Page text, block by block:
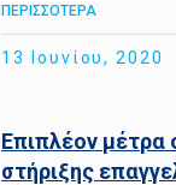
ΠΕΡΙΣΣΟΤΕΡΑ
13 Ιουνίου, 2020
Επιπλέον μέτρα
στήριξης